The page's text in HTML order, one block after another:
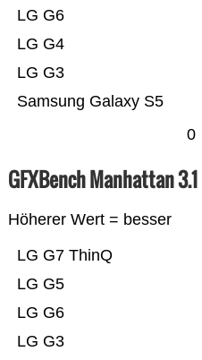
Samsung Galaxy S5
LG G3
LG G4
LG G6
0
GFXBench Manhattan 3.1
Höherer Wert = besser
LG G3
LG G6
LG G5
LG G7 ThinQ